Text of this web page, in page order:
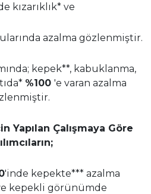
kızarıklık* ve
azalma gözlenmiştir.
kepek**, kabuklanma,
%100 'e varan azalma
Yapılan Çalışmaya Göre
'inde kepekte*** azalma
kepekli görünümde